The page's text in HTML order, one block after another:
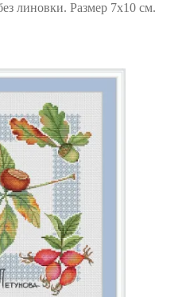
линовки. Размер 7х10 см.